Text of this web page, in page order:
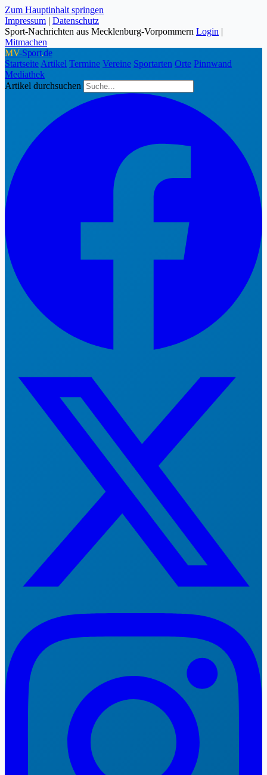
Zum Hauptinhalt springen
Impressum | Datenschutz
Sport-Nachrichten aus Mecklenburg-Vorpommern Login |
Mitmachen
MV-Sport.de
Startseite Artikel Termine Vereine Sportarten Orte Pinnwand
Mediathek
Artikel durchsuchen